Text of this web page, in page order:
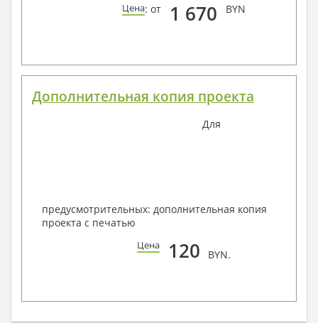
Цена: от 1 670 BYN
Дополнительная копия проекта
Для
предусмотрительных: дополнительная копия
проекта с печатью
Цена 120 BYN.